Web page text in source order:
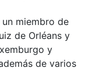
miembro de
de Orléans y
y
de varios